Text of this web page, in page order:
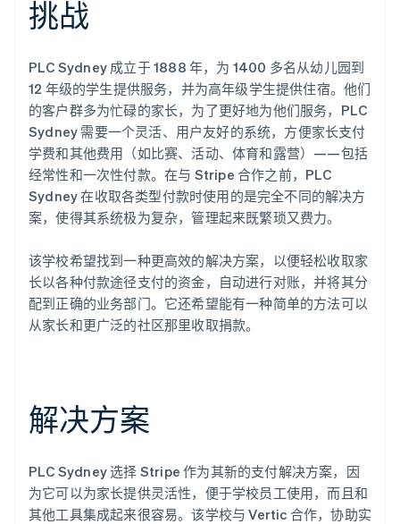
挑战
PLC Sydney 成立于 1888 年，为 1400 多名从幼儿园到
12 年级的学生提供服务，并为高年级学生提供住宿。他们
的客户群多为忙碌的家长，为了更好地为他们服务，PLC
Sydney 需要一个灵活、用户友好的系统，方便家长支付
学费和其他费用（如比赛、活动、体育和露营）——包括
经常性和一次性付款。在与 Stripe 合作之前，PLC
Sydney 在收取各类型付款时使用的是完全不同的解决方
案，使得其系统极为复杂，管理起来既繁琐又费力。
该学校希望找到一种更高效的解决方案，以便轻松收取家
长以各种付款途径支付的资金，自动进行对账，并将其分
配到正确的业务部门。它还希望能有一种简单的方法可以
从家长和更广泛的社区那里收取捐款。
解决方案
PLC Sydney 选择 Stripe 作为其新的支付解决方案，因
为它可以为家长提供灵活性，便于学校员工使用，而且和
其他工具集成起来很容易。该学校与 Vertic 合作，协助实